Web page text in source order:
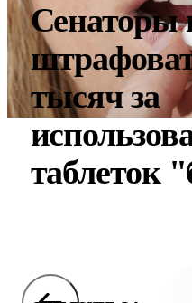
Сенаторы
тысяч за
таблеток